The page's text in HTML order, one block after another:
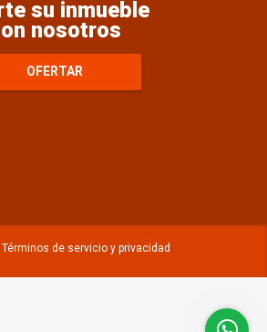
su inmueble
nosotros
OFERTAR
Términos de servicio y privacidad